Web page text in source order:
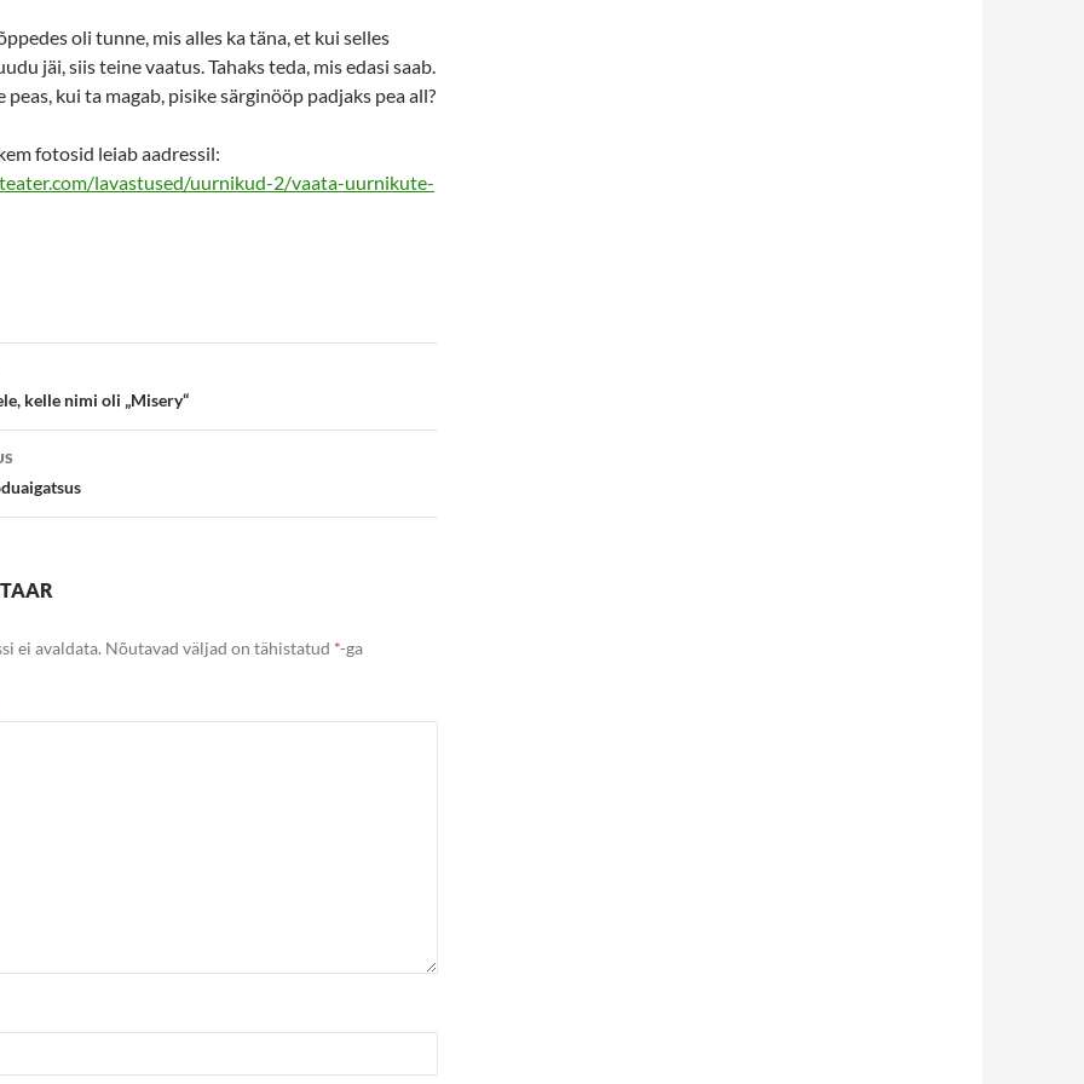
oli tunne, mis alles ka täna, et kui selles
jäi, siis teine vaatus. Tahaks teda, mis edasi saab.
peas, kui ta magab, pisike särginööp padjaks pea all?
fotosid leiab aadressil:
lavastused/uurnikud-2/vaata-uurnikute-
kelle nimi oli „Misery“
ei avaldata. Nõutavad väljad on tähistatud *-ga